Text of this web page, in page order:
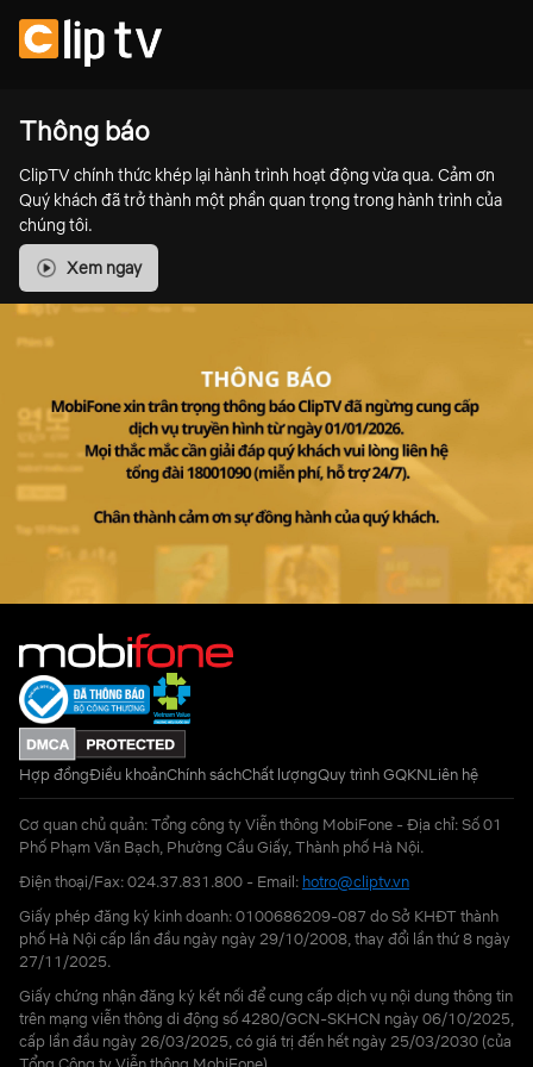
Thông báo
ClipTV chính thức khép lại hành trình hoạt động vừa qua. Cảm ơn
Quý khách đã trở thành một phần quan trọng trong hành trình của
chúng tôi.
Xem ngay
Hợp đồngĐiều khoảnChính sáchChất lượngQuy trình GQKNLiên hệ
Cơ quan chủ quản: Tổng công ty Viễn thông MobiFone - Địa chỉ: Số 01
Phố Phạm Văn Bạch, Phường Cầu Giấy, Thành phố Hà Nội.
Điện thoại/Fax: 024.37.831.800 - Email: hotro@cliptv.vn
Giấy phép đăng ký kinh doanh: 0100686209-087 do Sở KHĐT thành
phố Hà Nội cấp lần đầu ngày ngày 29/10/2008, thay đổi lần thứ 8 ngày
27/11/2025.
Giấy chứng nhận đăng ký kết nối để cung cấp dịch vụ nội dung thông tin
trên mạng viễn thông di động số 4280/GCN-SKHCN ngày 06/10/2025,
cấp lần đầu ngày 26/03/2025, có giá trị đến hết ngày 25/03/2030 (của